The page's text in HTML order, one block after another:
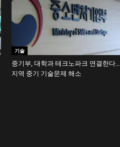
기술
중기부, 대학과 테크노파크 연결한다…
지역 중기 기술문제 해소